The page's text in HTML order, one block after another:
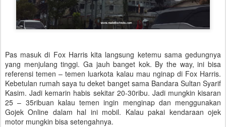
Pas masuk di Fox Harris kita langsung ketemu sama gedungnya
yang menjulang tinggi. Ga jauh banget kok. By the way, ini bisa
referensi temen – temen luarkota kalau mau nginap di Fox Harris.
Kebetulan rumah saya tu deket banget sama Bandara Sultan Syarif
Kasim. Jadi kemarin habis sekitar 20-30ribu. Jadi mungkin kisaran
25 – 35ribuan kalau temen ingin menginap dan menggunakan
Gojek Online dalam hal ini mobil. Kalau pakai kendaraan ojek
motor mungkin bisa setengahnya.